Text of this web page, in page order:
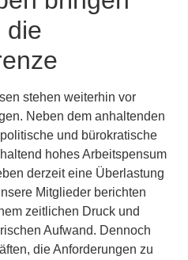
die
stehen weiterhin vor
Neben dem anhaltenden
und bürokratische
hohes Arbeitspensum
derzeit eine Überlastung
Mitglieder berichten
zeitlichen Druck und
Aufwand. Dennoch
die Anforderungen zu